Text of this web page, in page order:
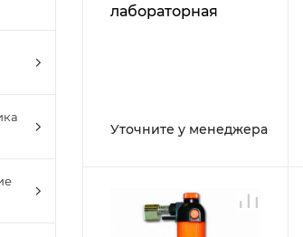
лабораторная
Уточните у менеджера